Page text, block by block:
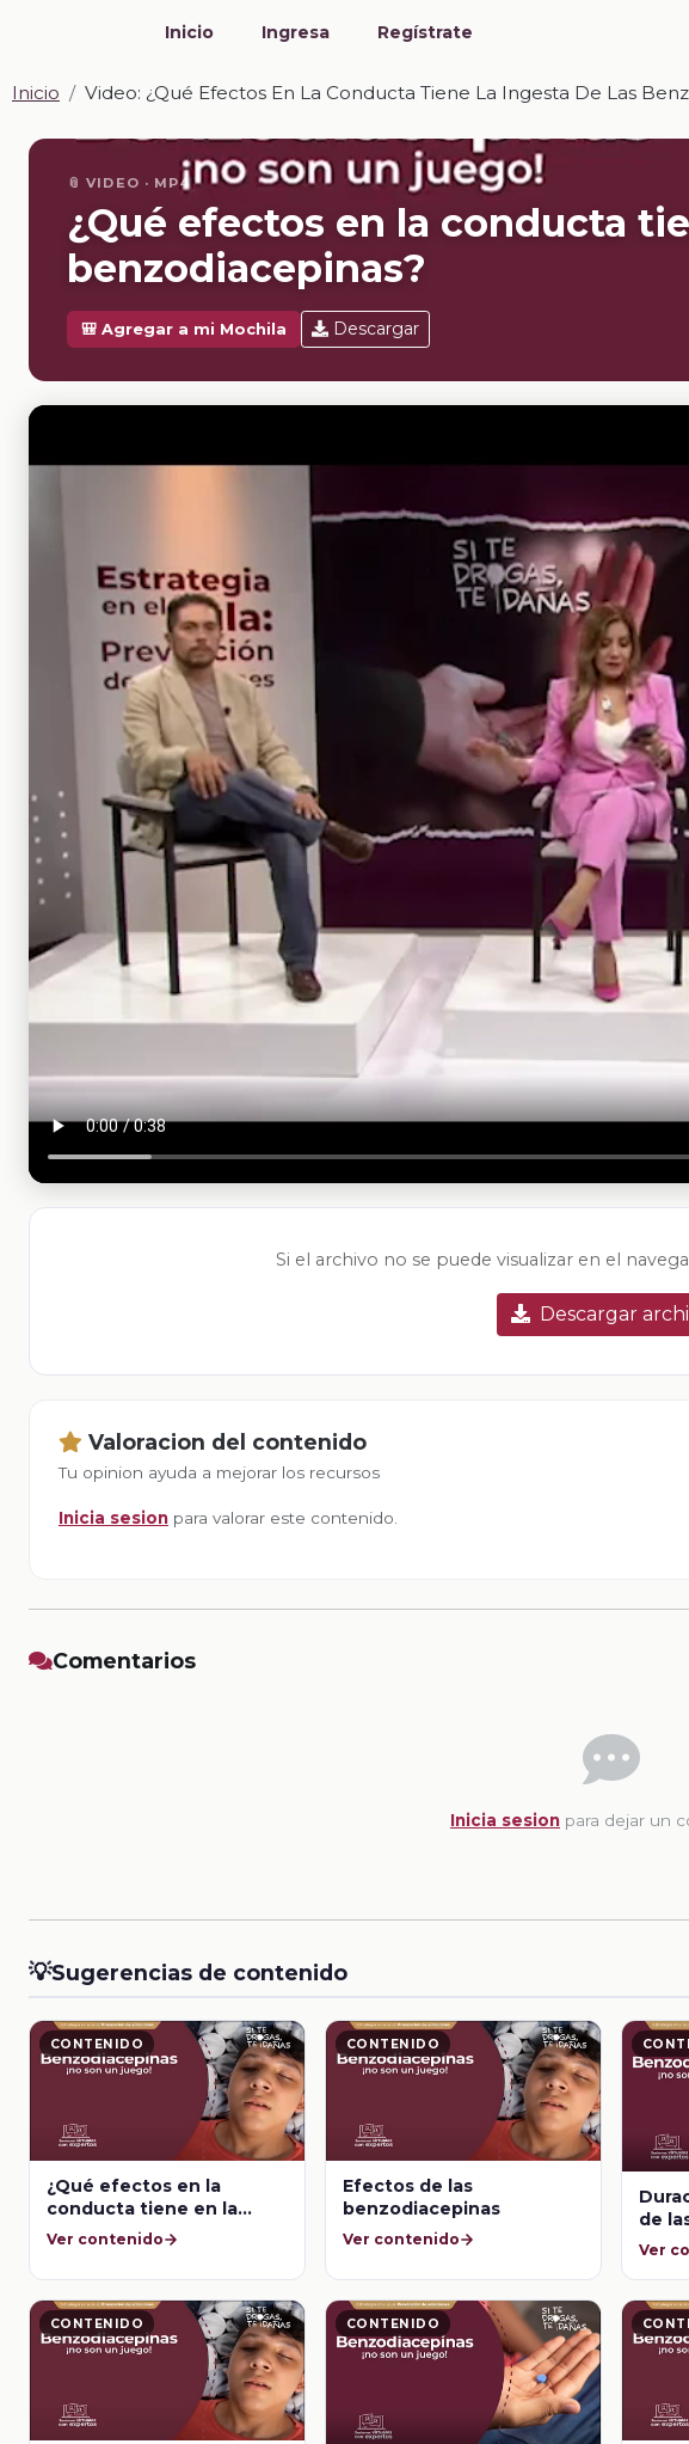
Inicio Ingresa Regístrate
Inicio Video: ¿Qué Efectos En La Conducta Tiene La Ingesta De Las
📎 VIDEO · MP4
¿Qué efectos en la conducta
benzodiacepinas?
🎒 Agregar a mi Mochila Descargar
Si el archivo no se puede visualizar en el
Descargar
Valoracion del contenido
Tu opinion ayuda a mejorar los recursos
Inicia sesion para valorar este contenido.
Comentarios
Inicia sesion para dejar un
💡Sugerencias de contenido
CONTENIDO
¿Qué efectos en la
conducta tiene en la
ingesta de las
Ver contenido
CONTENIDO
Efectos de las
benzodiacepinas
Ver contenido
de
Ver
CONTENIDO CONTENIDO